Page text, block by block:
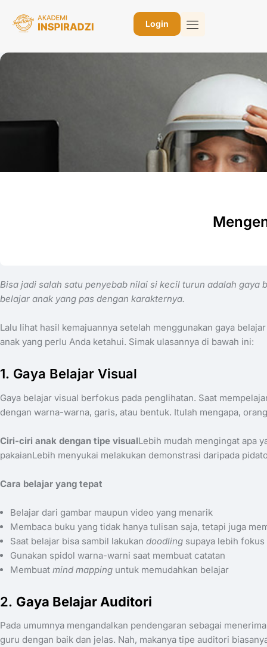
Login
Bisa jadi salah satu penyebab nilai si kecil turun adalah gaya
belajar anak yang pas dengan karakternya.
Lalu lihat hasil kemajuannya setelah menggunakan gaya
anak yang perlu Anda ketahui. Simak ulasannya di bawah ini:
1. Gaya Belajar Visual
Gaya belajar visual berfokus pada penglihatan. Saat
dengan warna-warna, garis, atau bentuk. Itulah mengapa,
Ciri-ciri anak dengan tipe visualLebih mudah mengingat apa
pakaianLebih menyukai melakukan demonstrasi daripada
​​Cara belajar yang tepat
Belajar dari gambar maupun video yang menarik
Membaca buku yang tidak hanya tulisan saja, tetapi juga
Saat belajar bisa sambil lakukandoodling supaya lebih fokus
Gunakan spidol warna-warni saat membuat catatan
​Membuatmind mapping untuk memudahkan belajar
2. Gaya Belajar Auditori
​Pada umumnya mengandalkan pendengaran sebagai
guru dengan baik dan jelas. Nah, makanya tipe auditori